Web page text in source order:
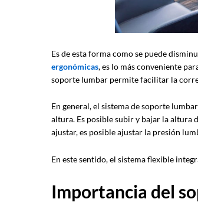
Es de esta forma como se puede
ergonómicas, es lo más conveniente
soporte lumbar permite facilitar la
En general, el sistema de soporte
altura. Es posible subir y bajar la altura
ajustar, es posible ajustar la presión
En este sentido, el sistema flexible
Importancia del